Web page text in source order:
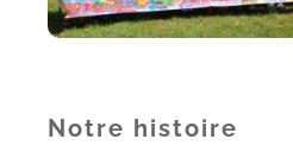
Notre histoire